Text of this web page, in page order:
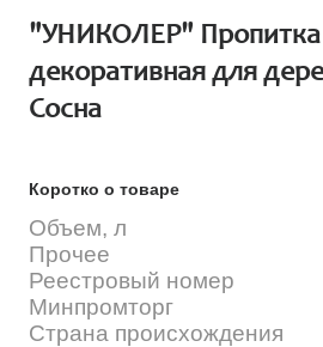
"УНИКОЛЕР" Пропитка
декоративная для
Сосна
Коротко о товаре
Объем, л
Прочее
Реестровый номер
Минпромторг
Страна происхождения